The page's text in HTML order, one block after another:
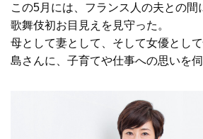
この5月には、フランス人の夫との間
歌舞伎初お目見えを見守った。
母として妻として、そして女優とし
島さんに、子育てや仕事への思いを伺